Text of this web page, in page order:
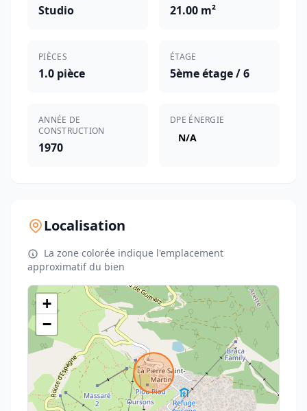
Studio 21.00 m²
PIÈCES
1.0 pièce
ÉTAGE
5ème étage / 6
ANNÉE DE
CONSTRUCTION
1970
DPE ÉNERGIE
N/A
Localisation
La zone colorée indique l'emplacement
approximatif du bien
+
−